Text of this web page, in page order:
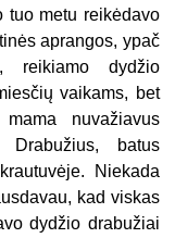
tuo metu reikėdavo
aprangos, ypač
reikiamo dydžio
vaikams, bet
nuvažiavus
Drabužius, batus
Niekada
kad viskas
dydžio drabužiai